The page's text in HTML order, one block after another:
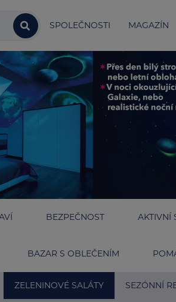
SPOLEČNOSTI MAGAZÍN
BEZPEČNOST AKTIVNÍ
BAZAR S OBLEČENÍM
ZELENINOVÉ SALÁTY SEZÓNNÍ